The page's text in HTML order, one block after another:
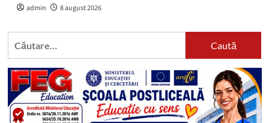
admin 8 august 2026
Caută